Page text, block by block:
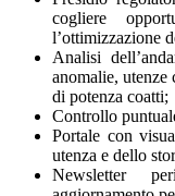
cogliere
l’ottimizzazione
Analisi
anomalie,
di potenza coatti;
Controllo
Portale con
utenza e dello
Newsletter